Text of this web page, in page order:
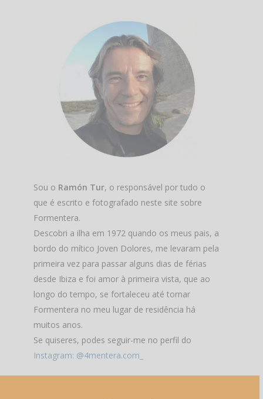
Sou o Ramón Tur, o responsável por tudo o
que é escrito e fotografado neste site sobre
Formentera.
Descobri a ilha em 1972 quando os meus pais, a
bordo do mítico Joven Dolores, me levaram pela
primeira vez para passar alguns dias de férias
desde Ibiza e foi amor à primeira vista, que ao
longo do tempo, se fortaleceu até tornar
Formentera no meu lugar de residência há
muitos anos.
Se quiseres, podes seguir-me no perfil do
Instagram: @4mentera.com_